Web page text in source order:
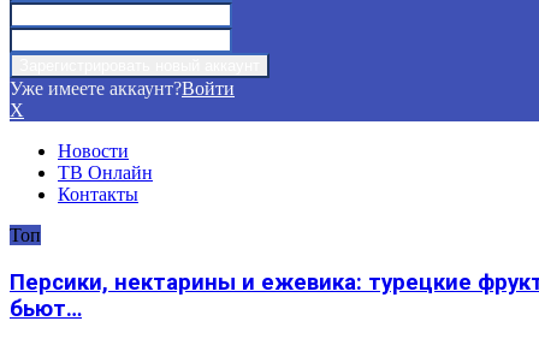
Уже имеете аккаунт?Войти
X
Новости
ТВ Онлайн
Контакты
Топ
Персики, нектарины и ежевика: турецкие
бьют…